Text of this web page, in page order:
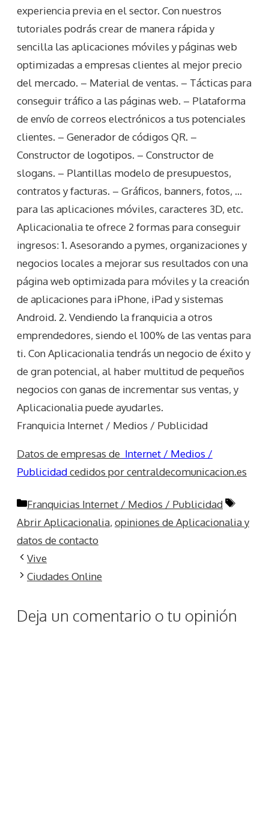
experiencia previa en el sector. Con nuestros
tutoriales podrás crear de manera rápida y
sencilla las aplicaciones móviles y páginas web
optimizadas a empresas clientes al mejor precio
del mercado. – Material de ventas. – Tácticas para
conseguir tráfico a las páginas web. – Plataforma
de envío de correos electrónicos a tus potenciales
clientes. – Generador de códigos QR. –
Constructor de logotipos. – Constructor de
slogans. – Plantillas modelo de presupuestos,
contratos y facturas. – Gráficos, banners, fotos, …
para las aplicaciones móviles, caracteres 3D, etc.
Aplicacionalia te ofrece 2 formas para conseguir
ingresos: 1. Asesorando a pymes, organizaciones y
negocios locales a mejorar sus resultados con una
página web optimizada para móviles y la creación
de aplicaciones para iPhone, iPad y sistemas
Android. 2. Vendiendo la franquicia a otros
emprendedores, siendo el 100% de las ventas para
ti. Con Aplicacionalia tendrás un negocio de éxito y
de gran potencial, al haber multitud de pequeños
negocios con ganas de incrementar sus ventas, y
Aplicacionalia puede ayudarles.
Franquicia Internet / Medios / Publicidad
Datos de empresas de Internet / Medios /
Publicidadcedidos por centraldecomunicacion.es
Categorías
Franquicias Internet / Medios / Publicidad
Abrir Aplicacionalia, opiniones de Aplicacionalia y
datos de contacto
Vive
Ciudades Online
Deja un comentario o tu opinión